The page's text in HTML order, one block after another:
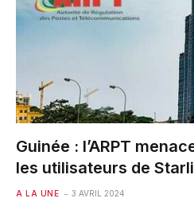
Guinée : l’ARPT
les utilisateurs de
A LA UNE 3 AVRIL 2024